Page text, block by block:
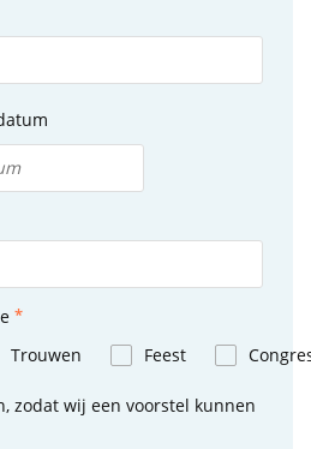
Trouwen Feest
zodat wij een voorstel kunnen